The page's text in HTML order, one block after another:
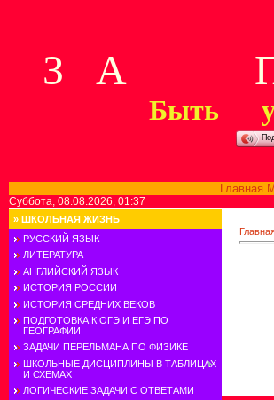
З А П
Быть
Главная
Суббота, 08.08.2026, 01:37
» ШКОЛЬНАЯ ЖИЗНЬ
РУССКИЙ ЯЗЫК
ЛИТЕРАТУРА
АНГЛИЙСКИЙ ЯЗЫК
ИСТОРИЯ РОССИИ
ИСТОРИЯ СРЕДНИХ ВЕКОВ
ПОДГОТОВКА К ОГЭ И ЕГЭ ПО
ГЕОГРАФИИ
ЗАДАЧИ ПЕРЕЛЬМАНА ПО ФИЗИКЕ
ШКОЛЬНЫЕ ДИСЦИПЛИНЫ В ТАБЛИЦАХ
И СХЕМАХ
ЛОГИЧЕСКИЕ ЗАДАЧИ С ОТВЕТАМИ